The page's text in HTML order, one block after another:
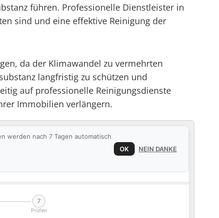
führen. Professionelle Dienstleister in
sind und eine effektive Reinigung der
da der Klimawandel zu vermehrten
langfristig zu schützen und
auf professionelle Reinigungsdienste
Immobilien verlängern.
werden nach 7 Tagen automatisch
OK NEIN DANKE
7
Prüfen